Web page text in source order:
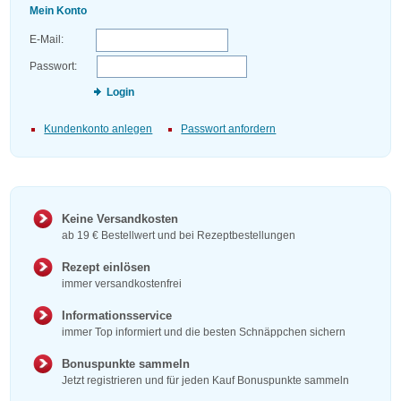
Mein Konto
E-Mail:
Passwort:
Login
Kundenkonto anlegen Passwort anfordern
Keine Versandkosten
ab 19 € Bestellwert und bei Rezeptbestellungen
Rezept einlösen
immer versandkostenfrei
Informationsservice
immer Top informiert und die besten Schnäppchen sichern
Bonuspunkte sammeln
Jetzt registrieren und für jeden Kauf Bonuspunkte sammeln